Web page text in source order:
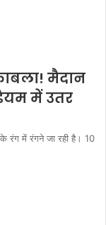
मैदान
में उतर
के रंग में रंगने जा रही है। 10